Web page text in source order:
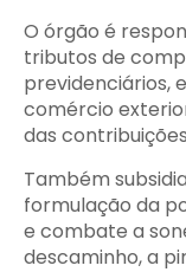
O órgão é
tributos de
previdenciários,
comércio
das
Também
formulação da
e combate a
descaminho, a